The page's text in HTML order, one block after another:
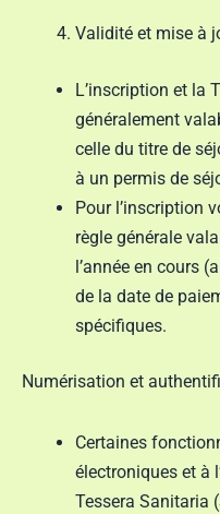
Validité et mise à
L’inscription et la
généralement
celle du titre de
à un permis de
Pour l’inscription
règle générale
l’année en cours
de la date de
spécifiques.
Numérisation et
Certaines
électroniques et à
Tessera Sanitaria